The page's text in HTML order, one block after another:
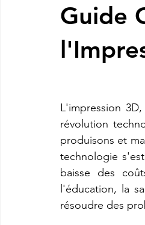
Filaments 3D PLA
imprimante3d Creality K2 plus
CREALITY SPARKX i7 Color
Guide
L'impression
révolution
produisons et
technologie
baisse des
l'éducation, la
résoudre des